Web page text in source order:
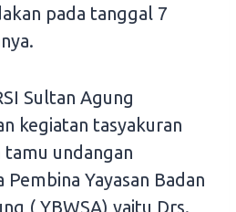
pada tanggal 7
Sultan Agung
kegiatan tasyakuran
undangan
Yayasan Badan
( YBWSA) yaitu Drs.